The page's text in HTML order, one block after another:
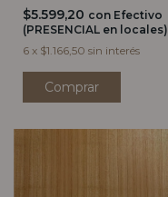
$5.599,20 con Efectivo
(PRESENCIAL en locales)
6 x $1.166,50 sin interés